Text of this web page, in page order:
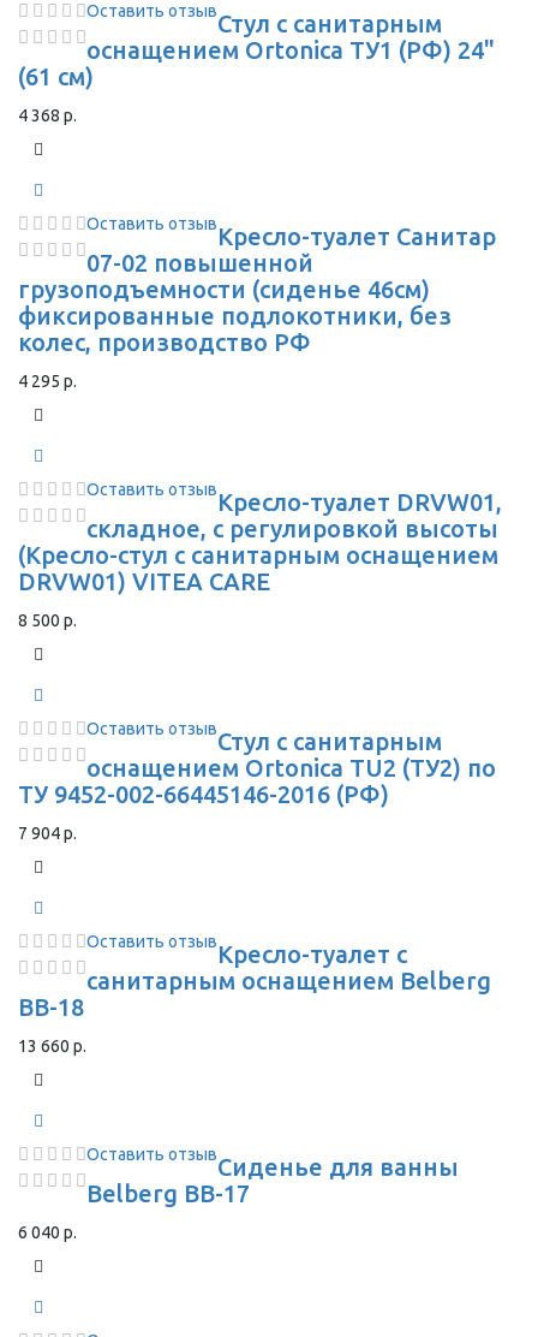
Оставить отзывСтул с санитарным
оснащением Ortonica ТУ1 (РФ) 24"
(61 см)
4 368 р.
Оставить отзывКресло-туалет Санитар
07-02 повышенной
грузоподъемности (сиденье 46см)
фиксированные подлокотники, без
колес, производство РФ
4 295 р.
Оставить отзывКресло-туалет DRVW01,
складное, с регулировкой высоты
(Кресло-стул с санитарным оснащением
DRVW01) VITEA CARE
8 500 р.
Оставить отзывСтул с санитарным
оснащением Ortonica TU2 (ТУ2) по
ТУ 9452-002-66445146-2016 (РФ)
7 904 р.
Оставить отзывКресло-туалет с
санитарным оснащением Belberg
BB-18
13 660 р.
Оставить отзывСиденье для ванны
Belberg BB-17
6 040 р.